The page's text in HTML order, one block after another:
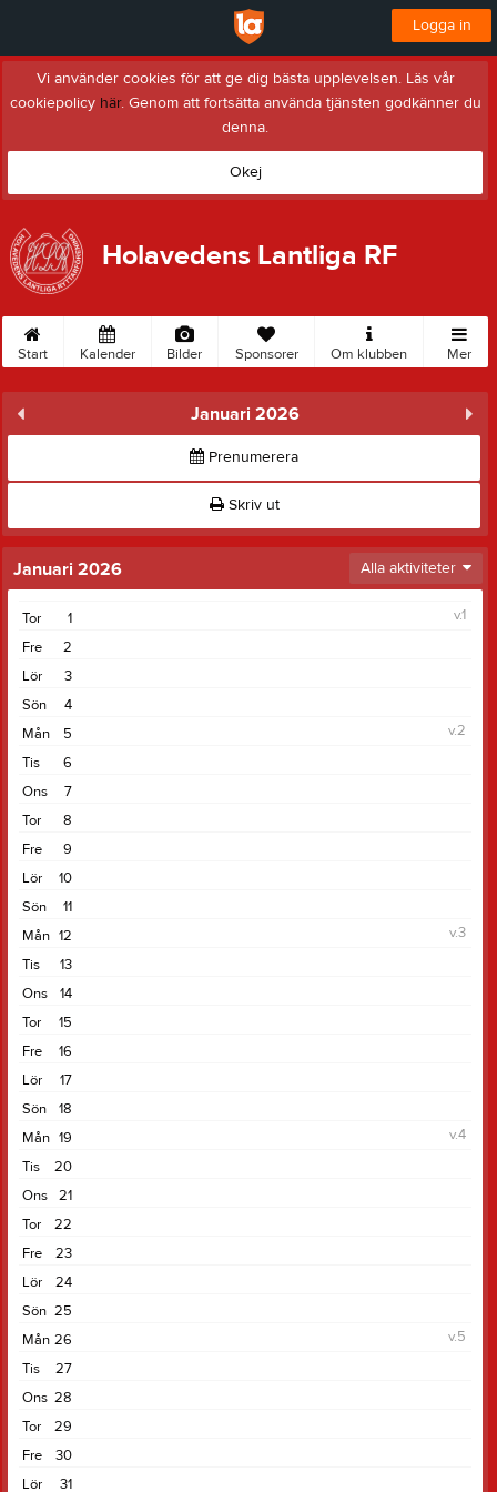
Logga in
Vi använder cookies för att ge dig bästa upplevelsen. Läs vår
cookiepolicy här. Genom att fortsätta använda tjänsten godkänner du
denna.
Okej
Holavedens Lantliga RF
Start Kalender Bilder Sponsorer Om klubben Mer
Januari 2026
Prenumerera
Skriv ut
Januari 2026 Alla aktiviteter
1
Tor
v.1
2
Fre
3
Lör
4
Sön
5
Mån
v.2
6
Tis
7
Ons
8
Tor
9
Fre
10
Lör
11
Sön
12
Mån
v.3
13
Tis
14
Ons
15
Tor
16
Fre
17
Lör
18
Sön
19
Mån
v.4
20
Tis
21
Ons
22
Tor
23
Fre
24
Lör
25
Sön
26
Mån
v.5
27
Tis
28
Ons
29
Tor
30
Fre
31
Lör